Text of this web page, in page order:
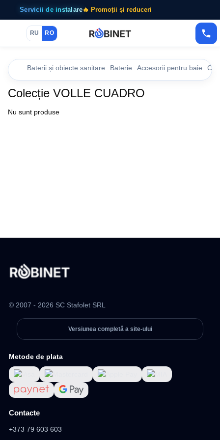
Servicii de instalare🔥 Promoții și reduceri
RU RO
Baterii și obiecte sanitare Baterie Accesorii pentru baie
Colecție VOLLE CUADRO
Nu sunt produse
© 2007 - 2026 SC Stafolet SRL
Versiunea completă a site-ului
Metode de plata
Contacte
+373 79 603 603